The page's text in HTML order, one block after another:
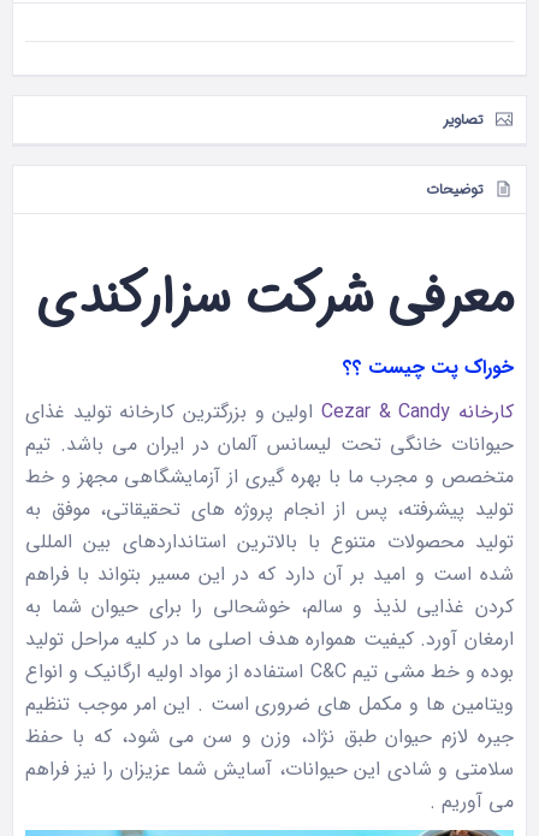
تصاویر
توضیحات
معرفی شرکت سزارکندی
خوراک پت چیست ؟؟
کارخانه Cezar & Candy
اولین و بزرگترین کارخانه تولید غذای
حیوانات خانگی تحت لیسانس آلمان در ایران می باشد. تیم
متخصص و مجرب ما با بهره گیری از آزمایشگاهی مجهز و خط
تولید پیشرفته، پس از انجام پروژه های تحقیقاتی، موفق به
تولید محصولات متنوع با بالاترین استانداردهای بین المللی
شده است و امید بر آن دارد که در این مسیر بتواند با فراهم
کردن غذایی لذیذ و سالم، خوشحالی را برای حیوان شما به
ارمغان آورد. کیفیت همواره هدف اصلی ما در کلیه مراحل تولید
بوده و خط مشی تیم C&C استفاده از مواد اولیه ارگانیک و انواع
ویتامین ها و مکمل های ضروری است . این امر موجب تنظیم
جیره لازم حیوان طبق نژاد، وزن و سن می شود، که با حفظ
سلامتی و شادی این حیوانات، آسایش شما عزیزان را نیز فراهم
می آوریم .